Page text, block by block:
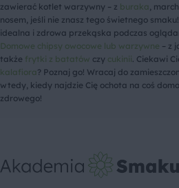
zawierać kotlet warzywny – z buraka ,
nosem, jeśli nie znasz tego świetnego
idealna i zdrowa przekąska podczas
Domowe chipsy owocowe lub warzywne – z
także frytki z batatów czy cukinii. Ciekawi
kalafiora ? Poznaj go! Wracaj do
wtedy, kiedy najdzie Cię ochota na coś
zdrowego!